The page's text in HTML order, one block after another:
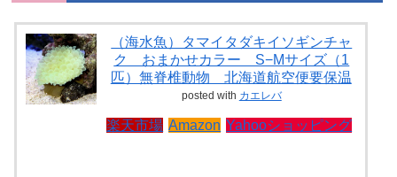
（海水魚）タマイタダキイソギンチャ
ク おまかせカラー S−Mサイズ（1
匹）無脊椎動物 北海道航空便要保温
posted with カエレバ
楽天市場 Amazon Yahooショッピング